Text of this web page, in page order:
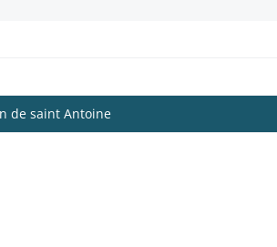
de saint Antoine